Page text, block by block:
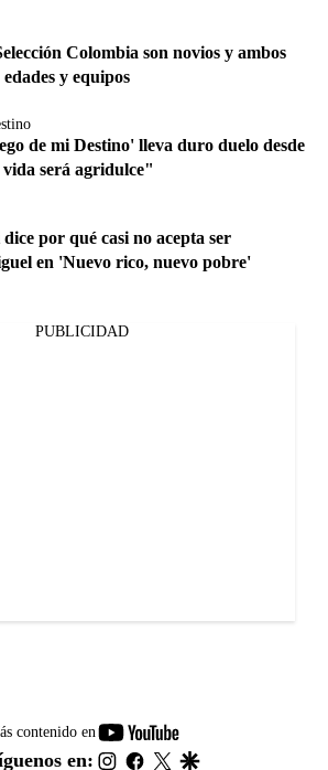
Colombia son novios y ambos
y equipos
de mi Destino' lleva duro duelo desde
será agridulce"
por qué casi no acepta ser
en 'Nuevo rico, nuevo pobre'
PUBLICIDAD
contenido en
youtube-
footer
en: instagram
facebook
twitter